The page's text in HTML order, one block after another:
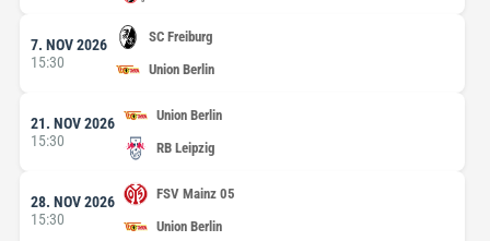
7. NOV 2026
15:30
SC Freiburg
Union Berlin
21. NOV 2026
15:30
Union Berlin
RB Leipzig
28. NOV 2026
15:30
FSV Mainz 05
Union Berlin